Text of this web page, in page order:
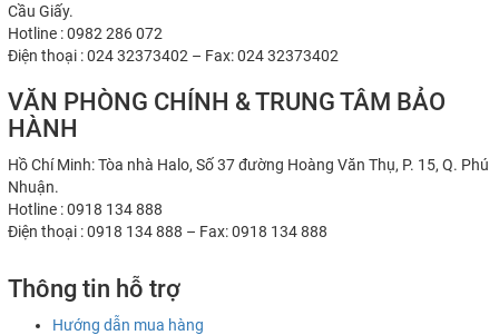
Cầu Giấy.
Hotline : 0982 286 072
Điện thoại : 024 32373402 – Fax: 024 32373402
VĂN PHÒNG CHÍNH & TRUNG TÂM BẢO
HÀNH
Hồ Chí Minh: Tòa nhà Halo, Số 37 đường Hoàng Văn Thụ, P. 15, Q. Phú
Nhuận.
Hotline : 0918 134 888
Điện thoại : 0918 134 888 – Fax: 0918 134 888
Thông tin hỗ trợ
Hướng dẫn mua hàng